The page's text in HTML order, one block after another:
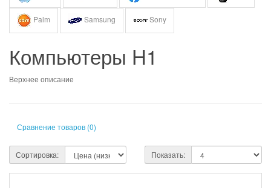
Palm Samsung Sony
Компьютеры H1
Верхнее описание
Сравнение товаров (0)
Сортировка: Показать: